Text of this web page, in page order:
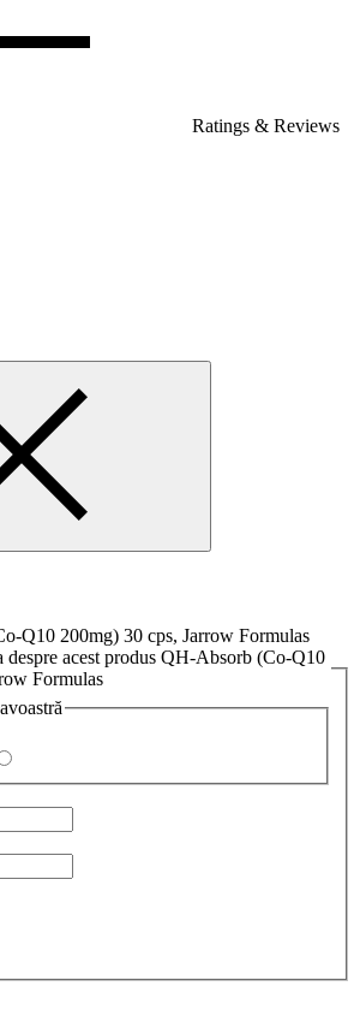
Ratings & Reviews
Q10 200mg) 30 cps, Jarrow Formulas
despre acest produs QH-Absorb (Co-Q10
Formulas